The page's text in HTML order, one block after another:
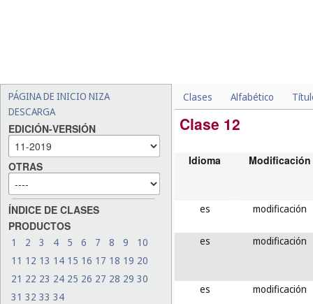
PÁGINA DE INICIO NIZA
DESCARGA
EDICIÓN-VERSIÓN
OTRAS
ÍNDICE DE CLASES
PRODUCTOS
1 2 3 4 5 6 7 8 9
10
11 12 13 14 15 16 17 18 19 20
21 22 23 24 25 26 27 28 29 30
31 32 33 34
Clases Alfabético
Clase 12
Idioma Modificación
es modificación
es modificación
es modificación